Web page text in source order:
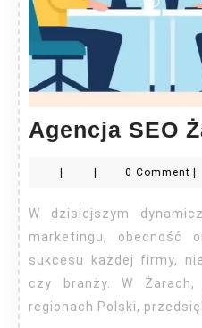
Agencja SEO
0 Comment
W dzisiejszym dynamicznym świecie cyfrowego
marketingu, obecność
sukcesu każdej firmy,
czy branży. W
regionach Polski,